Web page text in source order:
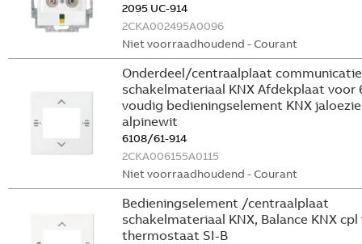
2095 UC-914
2CKA002495A0096
Niet voorraadhoudend - Courant
Onderdeel/centraalplaat
schakelmateriaal KNX Afdekplaat voor
voudig bedieningselement KNX jaloezie
alpinewit
6108/61-914
2CKA006155A0115
Niet voorraadhoudend - Courant
Bedieningselement /centraalplaat
schakelmateriaal KNX, Balance KNX cpl
thermostaat SI-B